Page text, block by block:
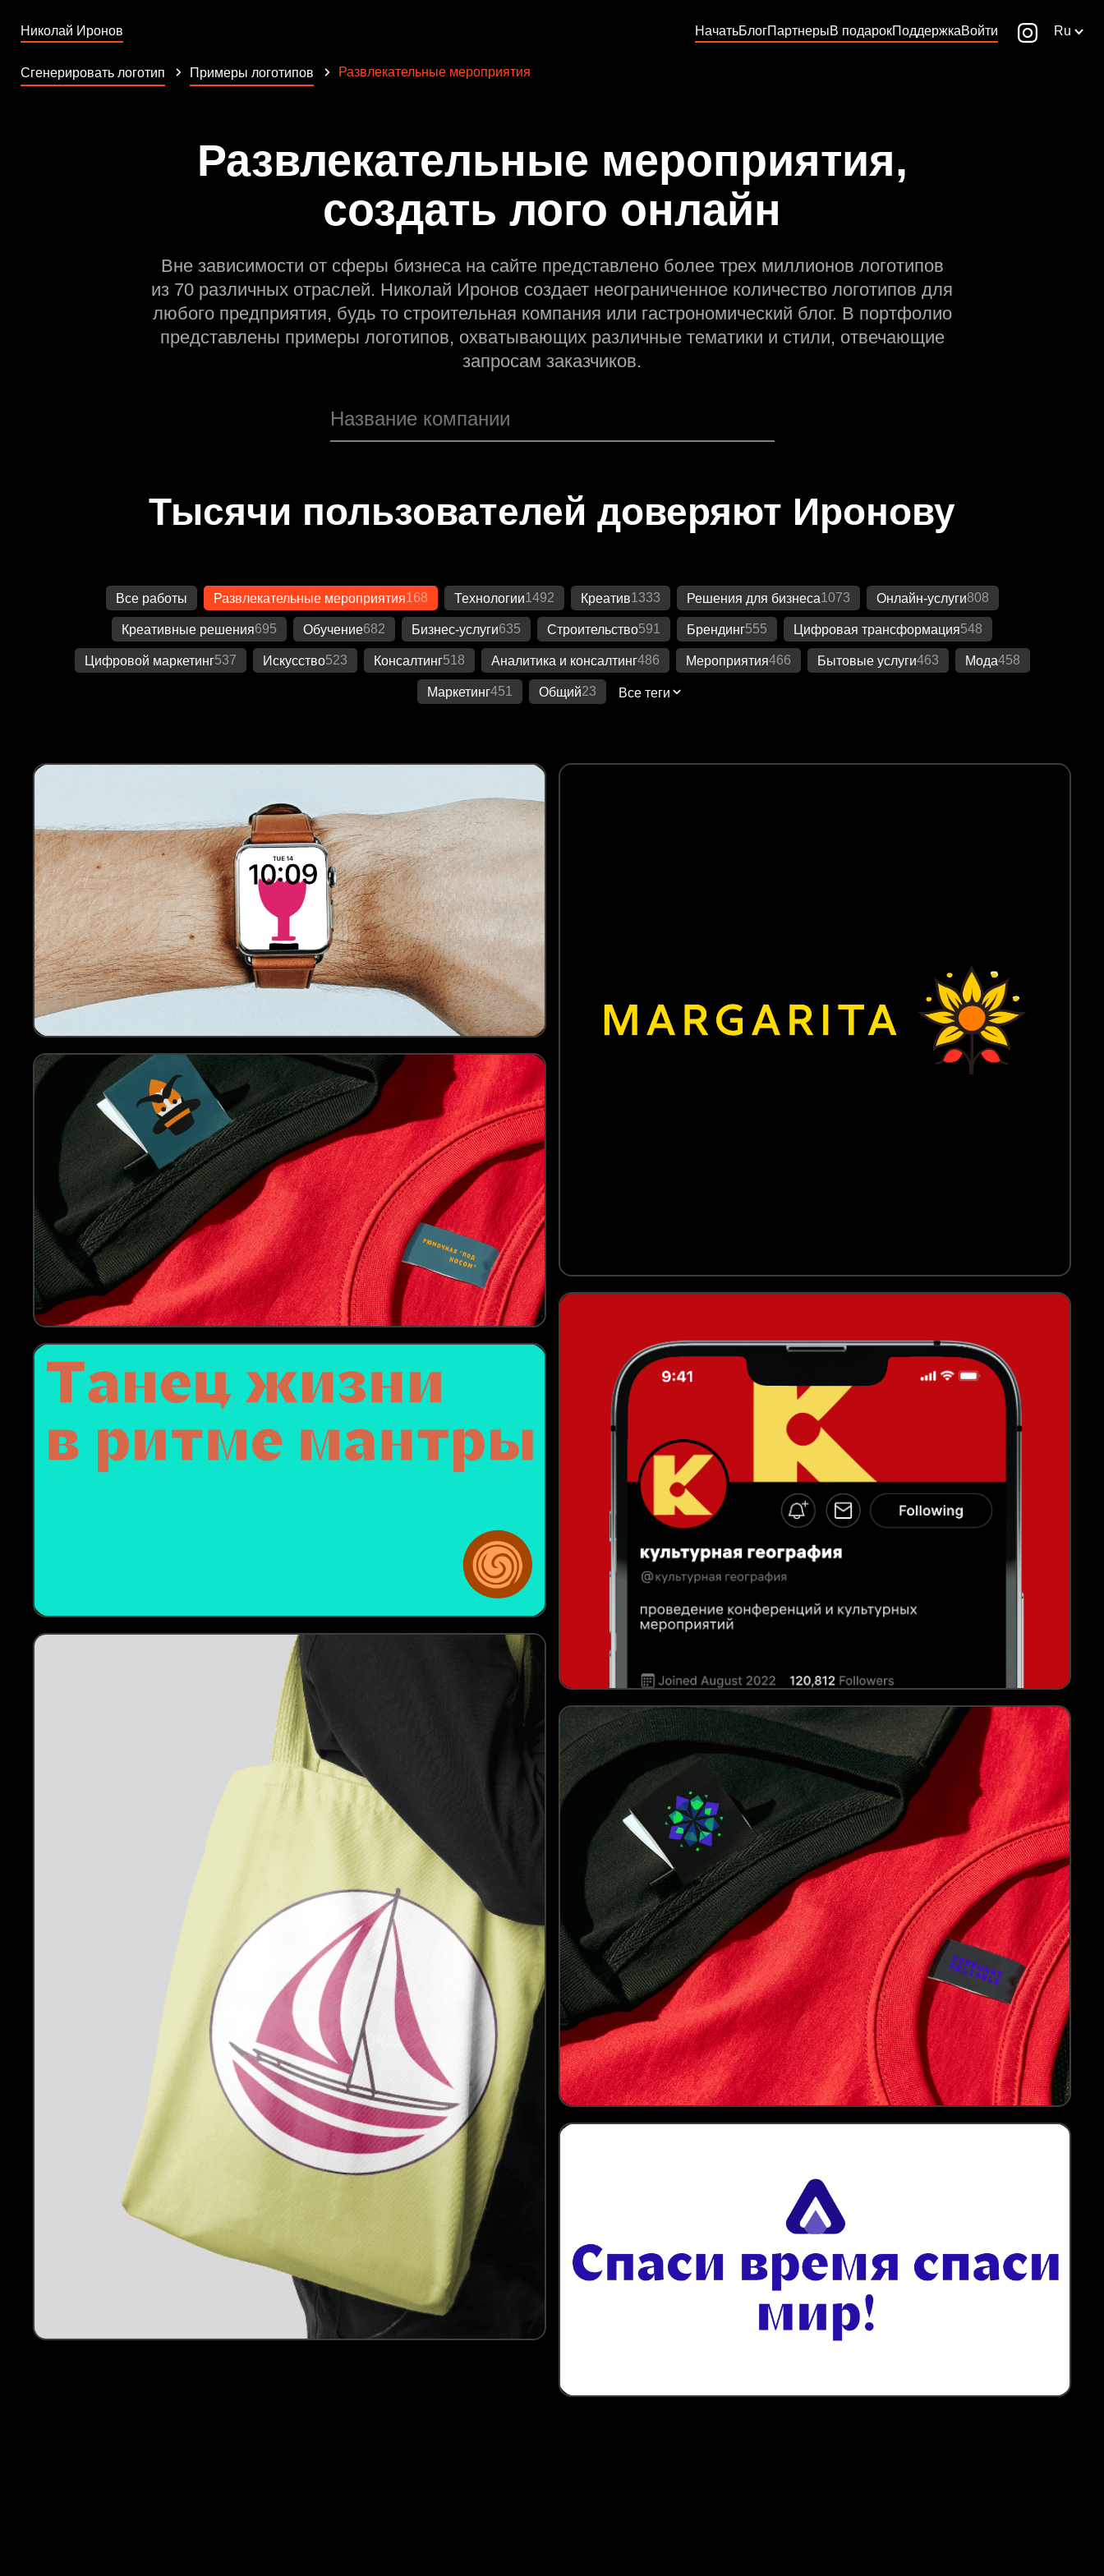
Николай Иронов НачатьБлогПартнерыВ подарокПоддержкаВойти Ru
Сгенерировать логотип Примеры логотипов Развлекательные мероприятия
Развлекательные мероприятия,
создать лого онлайн
Вне зависимости от сферы бизнеса на сайте представлено более трех миллионов логотипов
из 70 различных отраслей. Николай Иронов создает неограниченное количество логотипов для
любого предприятия, будь то строительная компания или гастрономический блог. В портфолио
представлены примеры логотипов, охватывающих различные тематики и стили, отвечающие
запросам заказчиков.
Тысячи пользователей доверяют Иронову
Все работы Развлекательные мероприятия168 Технологии1492 Креатив1333 Решения для бизнеса1073 Онлайн-услуги808
Креативные решения695 Обучение682 Бизнес-услуги635 Строительство591 Брендинг555 Цифровая трансформация548
Цифровой маркетинг537 Искусство523 Консалтинг518 Аналитика и консалтинг486 Мероприятия466 Бытовые услуги463 Мода458
Маркетинг451 Общий23 Все теги